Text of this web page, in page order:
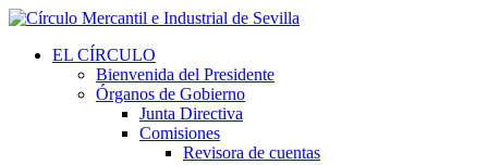
EL CÍRCULO
Bienvenida del Presidente
Órganos de Gobierno
Junta Directiva
Comisiones
Revisora de cuentas